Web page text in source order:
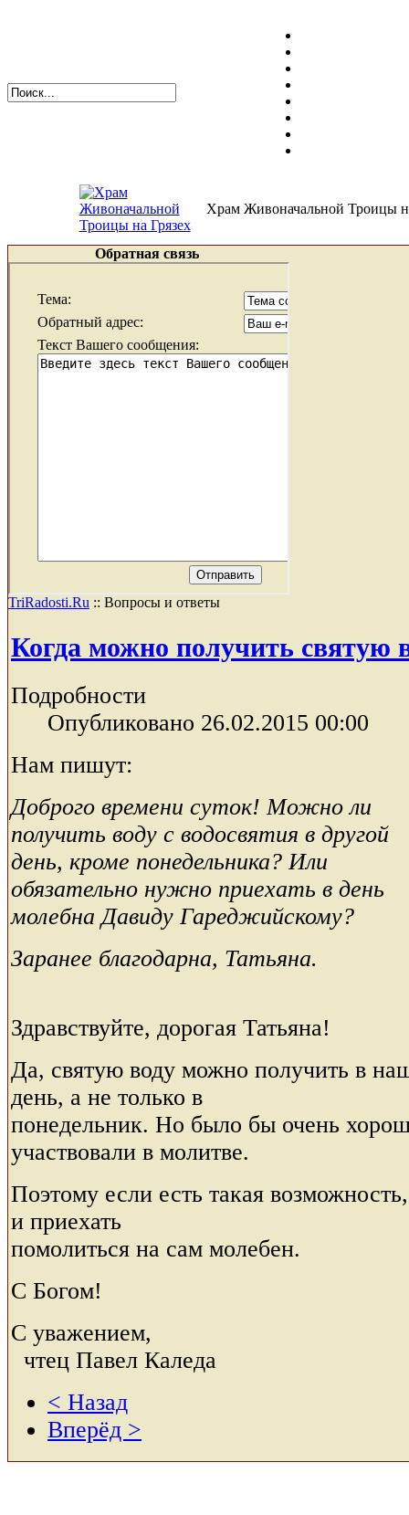
Храм Живоначальной Троицы
Обратная связь
TriRadosti.Ru :: Вопросы и ответы
Когда можно получить святую
Подробности
Опубликовано 26.02.2015 00:00
Нам пишут:
Доброго времени суток! Можно ли
получить воду с водосвятия в другой
день, кроме понедельника? Или
обязательно нужно приехать в день
молебна Давиду Гареджийскому?
Заранее благодарна, Татьяна.
Здравствуйте, дорогая Татьяна!
Да, святую воду можно получить в
день, а не только в
понедельник. Но было бы очень
участвовали в молитве.
Поэтому если есть такая
и приехать
помолиться на сам молебен.
С Богом!
С уважением,
чтец Павел Каледа
< Назад
Вперёд >